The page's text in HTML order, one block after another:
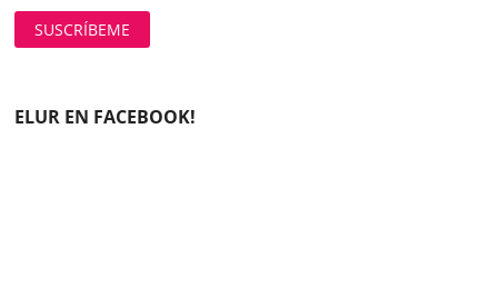
ELUR EN FACEBOOK!